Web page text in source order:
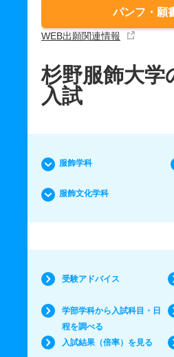
パンフ・願
WEB出願関連情報
杉野服飾大学
入試
服飾学科
服飾文化学科
受験アドバイス
学部学科から入試科目・日
程を調べる
入試結果（倍率）を見る